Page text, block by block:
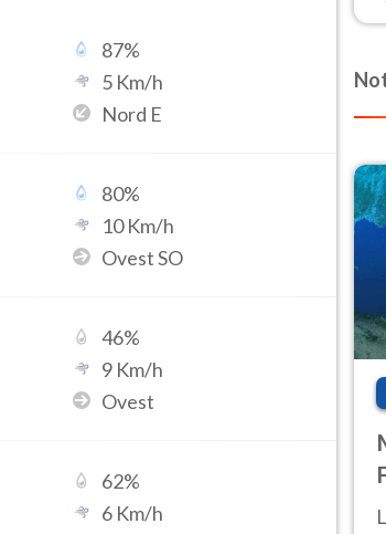
87%
5 Km/h
Nord E
80%
10Km/h
Ovest SO
46%
9 Km/h
Ovest
62%
6 Km/h